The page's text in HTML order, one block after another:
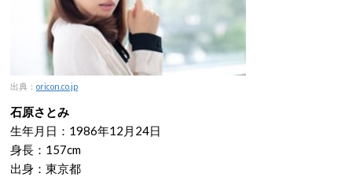
出典： oricon.co.jp
石原さとみ
生年月日：1986年12月24日
身長：157cm
出身：東京都